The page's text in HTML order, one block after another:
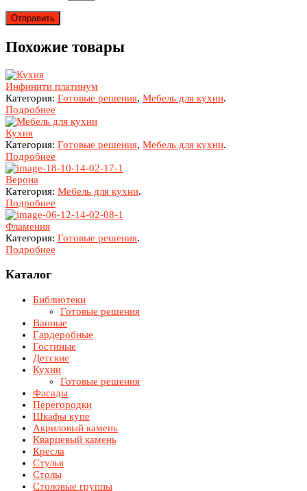
Похожие товары
Инфинити платинум
Категория: Готовые решения, Мебель для кухни.
Подробнее
Кухня
Категория: Готовые решения, Мебель для кухни.
Подробнее
Верона
Категория: Мебель для кухни.
Подробнее
Фламения
Категория: Готовые решения.
Подробнее
Каталог
Библиотеки
Готовые решения
Ванные
Гардеробные
Гостиные
Детские
Кухни
Готовые решения
Фасады
Перегородки
Шкафы купе
Акриловый камень
Кварцевый камень
Кресла
Стулья
Столы
Столовые группы